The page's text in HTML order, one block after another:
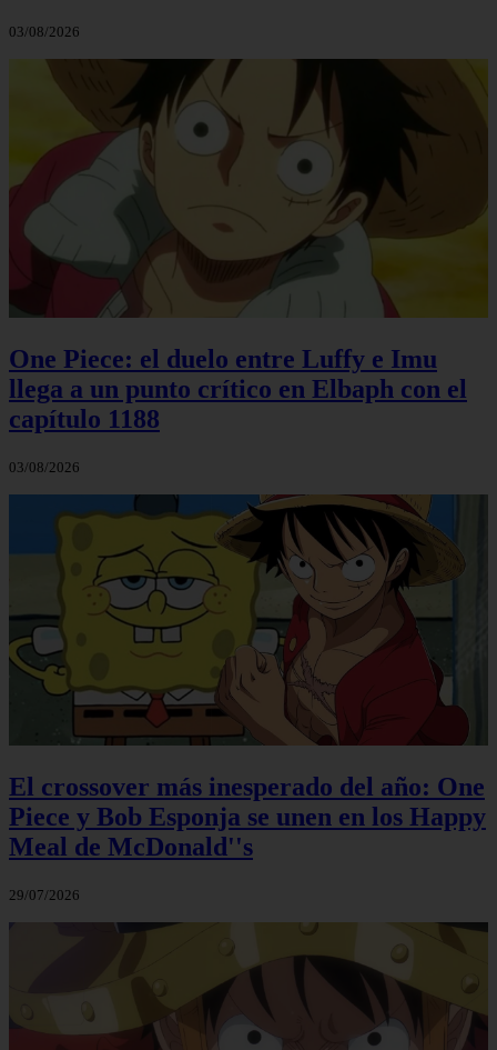
03/08/2026
One Piece: el duelo entre Luffy e Imu
llega a un punto crítico en Elbaph con el
capítulo 1188
03/08/2026
El crossover más inesperado del año: One
Piece y Bob Esponja se unen en los Happy
Meal de McDonald''s
29/07/2026